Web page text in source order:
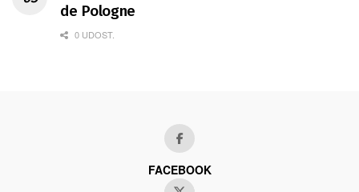
de Pologne
0 UDOST.
FACEBOOK